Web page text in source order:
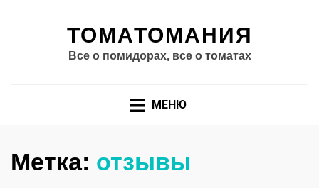
ТОМАТОМАНИЯ
Все о помидорах, все о томатах
МЕНЮ
Метка: отзывы